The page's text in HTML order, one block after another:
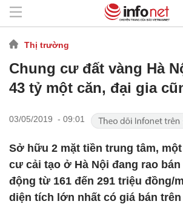
Thị trường
Chung cư đất vàng Hà
43 tỷ một căn, đại gia
03/05/2019 - 09:01
Sở hữu 2 mặt tiền trung tâm,
cư cải tạo ở Hà Nội đang rao
động từ 161 đến 291 triệu đồng/
diện tích lớn nhất có giá bán trên